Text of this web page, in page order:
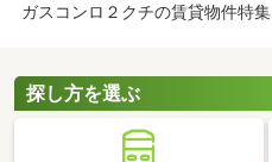
ガスコンロ２クチの賃貸物件特集
探し方を選ぶ